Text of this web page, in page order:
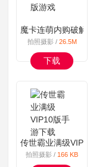
魔卡连萌内购破解
拍照摄影 / 26.5M
下载
传世霸业满级
拍照摄影 / 166 KB